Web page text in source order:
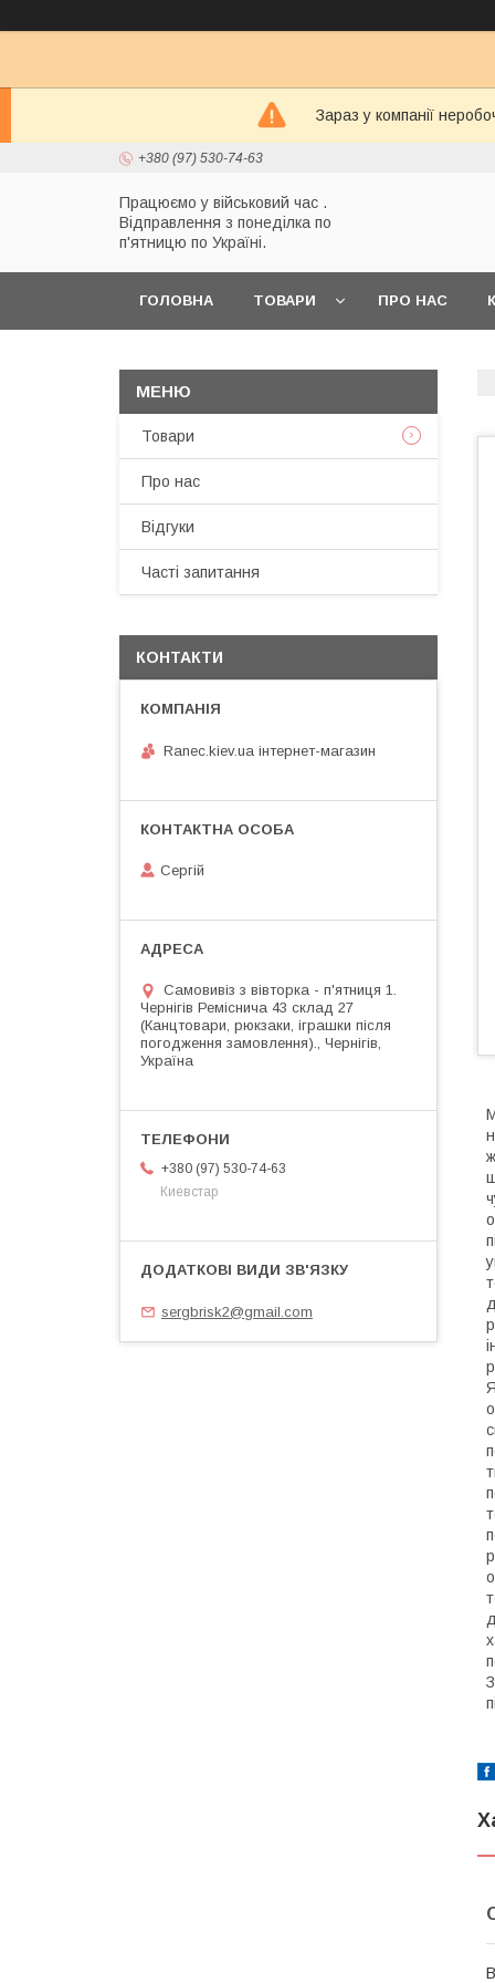
Зараз у компанії
+380 (97) 530-74-63
Працюємо у військовий час .
Відправлення з понеділка по
п'ятницю по Україні.
ГОЛОВНА ТОВАРИ ПРО НАС
Товари
Про нас
Відгуки
Часті запитання
КОНТАКТИ
Ranec.kiev.ua інтернет-магазин
Сергій
Самовивіз з вівторка - п'ятниця 1.
Чернігів Реміснича 43 склад 27
(Канцтовари, рюкзаки, іграшки після
погодження замовлення)., Чернігів,
Україна
+380 (97) 530-74-63
Киевстар
sergbrisk2@gmail.com